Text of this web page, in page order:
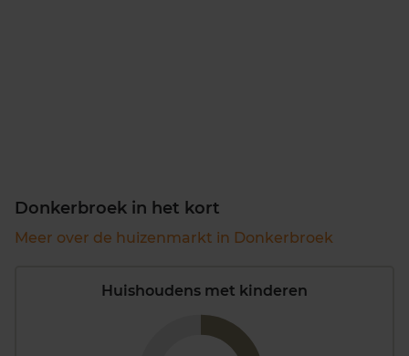
Donkerbroek in het kort
Meer over de huizenmarkt in Donkerbroek
Huishoudens met kinderen